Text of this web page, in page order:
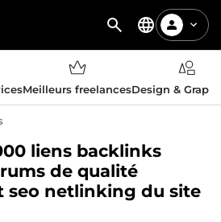
Meilleurs freelancesDesign &
liens backlinks
de qualité
seo netlinking du site